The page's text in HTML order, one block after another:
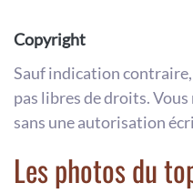
Copyright
Sauf indication
pas libres de droits.
sans une autorisation
Les photos du